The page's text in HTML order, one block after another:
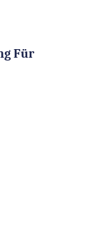
Für